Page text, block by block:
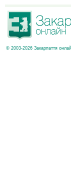
© 2003-2026 Закарпаття